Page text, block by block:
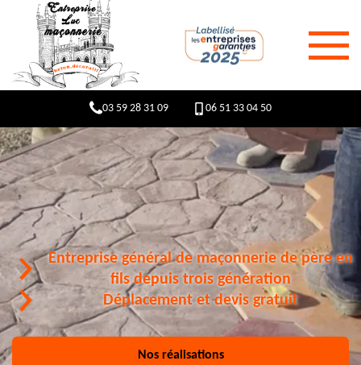
03 59 28 31 09 06 51 33 04 50
Entreprise général de maçonnerie de père en
fils depuis trois génération
Déplacement et devis gratuit
Nos réalisations